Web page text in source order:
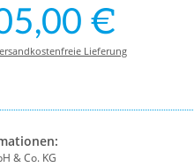
€
Lieferung
& Co. KG